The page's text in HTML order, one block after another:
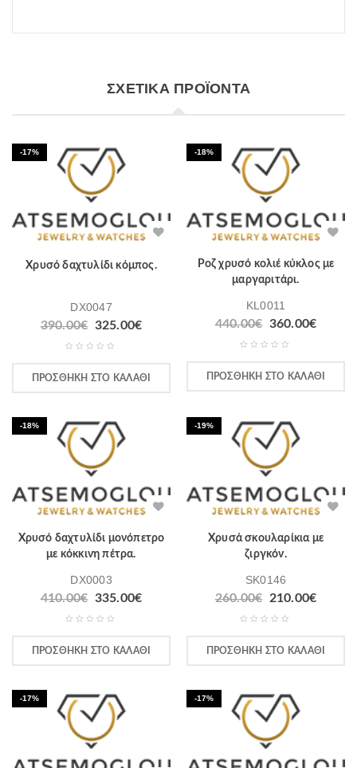
ΣΧΕΤΙΚΆ ΠΡΟΪΌΝΤΑ
-17%
Χρυσό δαχτυλίδι κόμπος.
DX0047
390.00€ 325.00€
ΠΡΟΣΘΉΚΗ ΣΤΟ ΚΑΛΆΘΙ
-18%
Ροζ χρυσό κολιέ κύκλος με
μαργαριτάρι.
KL0011
440.00€ 360.00€
ΠΡΟΣΘΉΚΗ ΣΤΟ ΚΑΛΆΘΙ
-18%
Χρυσό δαχτυλίδι μονόπετρο
με κόκκινη πέτρα.
DX0003
410.00€ 335.00€
ΠΡΟΣΘΉΚΗ ΣΤΟ ΚΑΛΆΘΙ
-19%
Χρυσά σκουλαρίκια με
ζιργκόν.
SK0146
260.00€ 210.00€
ΠΡΟΣΘΉΚΗ ΣΤΟ ΚΑΛΆΘΙ
-17% -17%